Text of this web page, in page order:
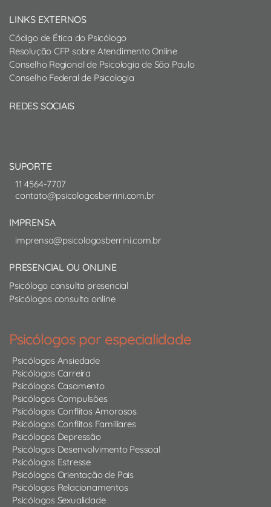
LINKS EXTERNOS
Código de Ética do Psicólogo
Resolução CFP sobre Atendimento Online
Conselho Regional de Psicologia de São Paulo
Conselho Federal de Psicologia
REDES SOCIAIS
SUPORTE
11 4564-7707
contato@psicologosberrini.com.br
IMPRENSA
imprensa@psicologosberrini.com.br
PRESENCIAL OU ONLINE
Psicólogo consulta presencial
Psicólogos consulta online
Psicólogos por especialidade
Psicólogos Ansiedade
Psicólogos Carreira
Psicólogos Casamento
Psicólogos Compulsões
Psicólogos Conflitos Amorosos
Psicólogos Conflitos Familiares
Psicólogos Depressão
Psicólogos Desenvolvimento Pessoal
Psicólogos Estresse
Psicólogos Orientação de Pais
Psicólogos Relacionamentos
Psicólogos Sexualidade